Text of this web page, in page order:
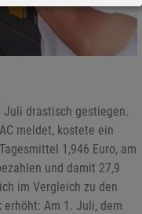
drastisch gestiegen.
meldet, kostete ein
1,946 Euro, am
und damit 27,9
im Vergleich zu den
Am 1. Juli, dem